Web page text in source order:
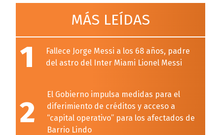
MÁS LEÍDAS
1
Fallece Jorge Messi a los 68 años, padre
del astro del Inter Miami Lionel Messi
2
El Gobierno impulsa medidas para el
diferimiento de créditos y acceso a
“capital operativo” para los afectados de
Barrio Lindo